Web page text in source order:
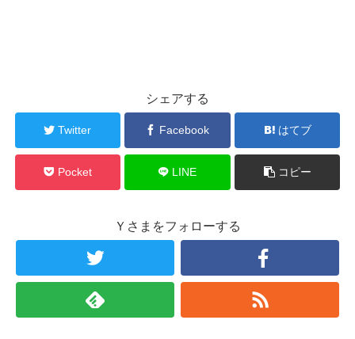
シェアする
Twitter Facebook はてブ
Pocket LINE コピー
Ｙさまをフォローする